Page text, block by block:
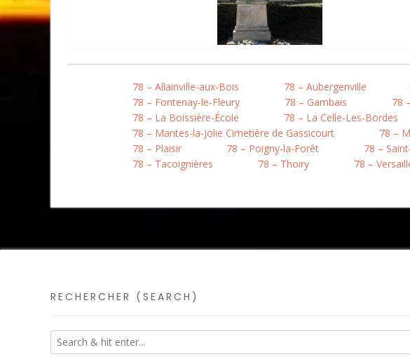
78 – Allainville-aux-Bois 78 – Aubergenville
78 – Fontenay-le-Fleury
78 – Gambais 78
78 – La Boissière-École
78 – La Celle-Les-Bordes
78 – Mantes-la-Jolie Cimetière de Gassicourt
78 –
78 – Plaisir
78 – Poigny-la-Forêt 78 –
78 – Tacoignières
78 – Thoiry 78 –
RECHERCHER (SEARCH)